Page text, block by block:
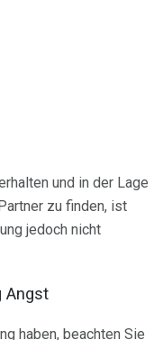
und in der Lage
zu finden, ist
jedoch nicht
Angst
haben, beachten Sie